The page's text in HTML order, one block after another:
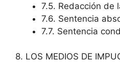
7.5. Redacción de
7.6. Sentencia
7.7. Sentencia
8. LOS MEDIOS DE